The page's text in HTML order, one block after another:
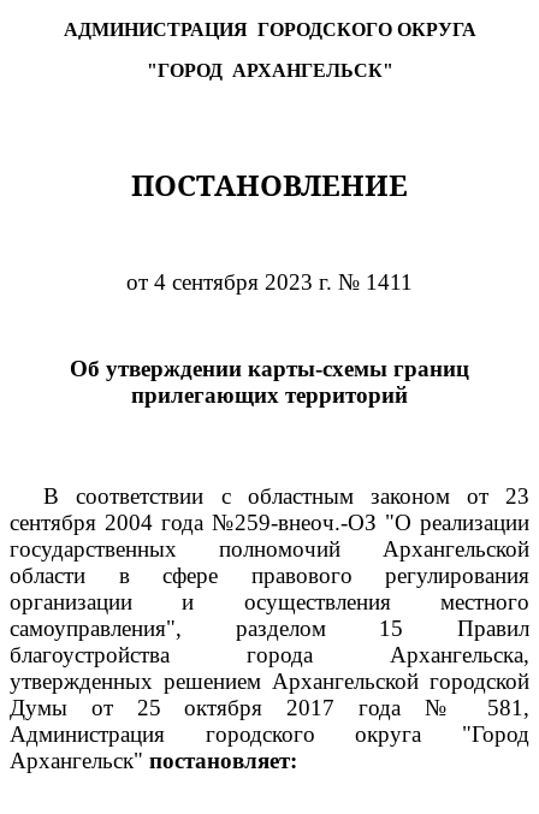
АДМИНИСТРАЦИЯ ГОРОДСКОГО ОКРУГА
"ГОРОД АРХАНГЕЛЬСК"
ПОСТАНОВЛЕНИЕ
от 4 сентября 2023 г. № 1411
Об утверждении карты-схемы границ
прилегающих территорий
В соответствии с областным законом от 23
сентября 2004 года №259-внеоч.-ОЗ "О реализации
государственных полномочий Архангельской
области в сфере правового регулирования
организации и осуществления местного
самоуправления", разделом 15 Правил
благоустройства города Архангельска,
утвержденных решением Архангельской городской
Думы от 25 октября 2017 года № 581,
Администрация городского округа "Город
Архангельск" постановляет: